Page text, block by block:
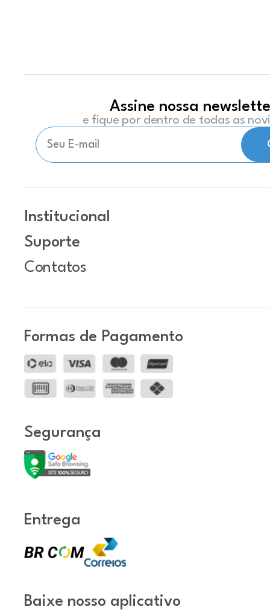
Assine nossa
e fique por dentro de todas as
Institucional
Suporte
Contatos
Formas de Pagamento
Segurança
Entrega
Baixe nosso aplicativo